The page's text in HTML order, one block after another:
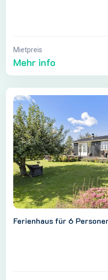
Mietpreis
Mehr info
Ferienhaus für 6